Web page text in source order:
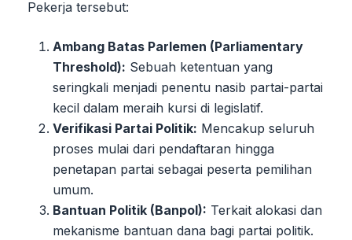
Pekerja tersebut:
Ambang Batas Parlemen (Parliamentary
Threshold): Sebuah ketentuan yang
seringkali menjadi penentu nasib partai-partai
kecil dalam meraih kursi di legislatif.
Verifikasi Partai Politik: Mencakup seluruh
proses mulai dari pendaftaran hingga
penetapan partai sebagai peserta pemilihan
umum.
Bantuan Politik (Banpol): Terkait alokasi dan
mekanisme bantuan dana bagi partai politik.